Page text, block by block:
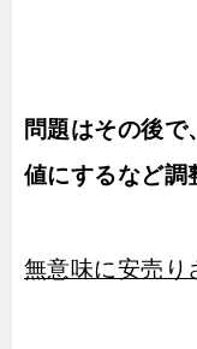
問題はその後
値にするなど調
無意味に安売り